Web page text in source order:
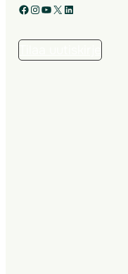
Facebook Instagram YouTube X LinkedIn